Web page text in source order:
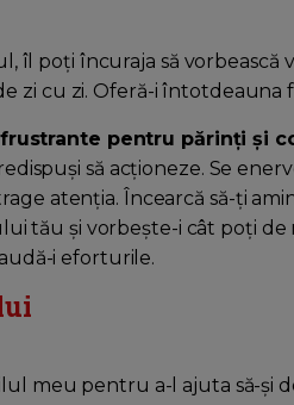
îl poți încuraja să
zi cu zi. Oferă-i întotdeauna
pentru părinți și
să acționeze. Se
atenția. Încearcă să-ți
tău și vorbește-i cât poți
i eforturile.
meu pentru a-l ajuta să-și